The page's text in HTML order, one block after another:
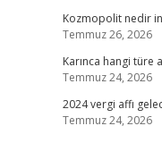
Kozmopolit nedir
Temmuz 26, 2026
Karınca hangi türe
Temmuz 24, 2026
2024 vergi affı
Temmuz 24, 2026